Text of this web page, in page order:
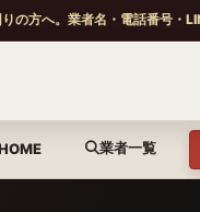
の方へ。業者名・電話番号・
業者一覧